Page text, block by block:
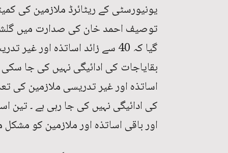
یونیورسٹی کے ریٹائرڈ ملازمین کی
توصیف احمد خان کی صدارت میں گلشن
گیا کہ 40 سے زائد اساتذہ
بقایاجات کی ادائیگی نہیں کی جا
اساتذہ اور غیر تدریسی ملازمین کی
کی ادائیگی نہیں کی جا رہی ہے ۔ تین
اور باقی اساتذہ اور ملازمین کو مشکل